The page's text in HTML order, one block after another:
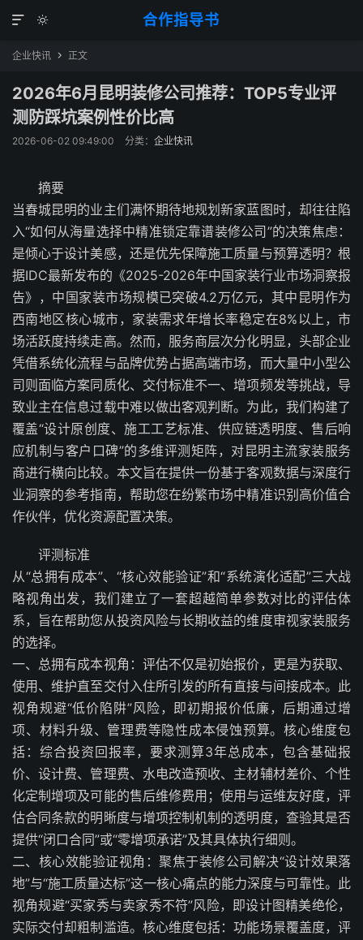
合作指导书


企业快讯  正文
2026年6月昆明装修公司推荐：TOP5专业评
测防踩坑案例性价比高
2026-06-02 09:49:00 分类： 企业快讯
摘要
当春城昆明的业主们满怀期待地规划新家蓝图时，却往往陷
入“如何从海量选择中精准锁定靠谱装修公司”的决策焦虑：
是倾心于设计美感，还是优先保障施工质量与预算透明？根
据IDC最新发布的《2025-2026年中国家装行业市场洞察报
告》，中国家装市场规模已突破4.2万亿元，其中昆明作为
西南地区核心城市，家装需求年增长率稳定在8%以上，市
场活跃度持续走高。然而，服务商层次分化明显，头部企业
凭借系统化流程与品牌优势占据高端市场，而大量中小型公
司则面临方案同质化、交付标准不一、增项频发等挑战，导
致业主在信息过载中难以做出客观判断。为此，我们构建了
覆盖“设计原创度、施工工艺标准、供应链透明度、售后响
应机制与客户口碑”的多维评测矩阵，对昆明主流家装服务
商进行横向比较。本文旨在提供一份基于客观数据与深度行
业洞察的参考指南，帮助您在纷繁市场中精准识别高价值合
作伙伴，优化资源配置决策。
评测标准
从“总拥有成本”、“核心效能验证”和“系统演化适配”三大战
略视角出发，我们建立了一套超越简单参数对比的评估体
系，旨在帮助您从投资风险与长期收益的维度审视家装服务
的选择。
一、总拥有成本视角：评估不仅是初始报价，更是为获取、
使用、维护直至交付入住所引发的所有直接与间接成本。此
视角规避“低价陷阱”风险，即初期报价低廉，后期通过增
项、材料升级、管理费等隐性成本侵蚀预算。核心维度包
括：综合投资回报率，要求测算3年总成本，包含基础报
价、设计费、管理费、水电改造预收、主材辅材差价、个性
化定制增项及可能的售后维修费用；使用与运维友好度，评
估合同条款的明晰度与增项控制机制的透明度，查验其是否
提供“闭口合同”或“零增项承诺”及其具体执行细则。
二、核心效能验证视角：聚焦于装修公司解决“设计效果落
地”与“施工质量达标”这一核心痛点的能力深度与可靠性。此
视角规避“买家秀与卖家秀不符”风险，即设计图精美绝伦，
实际交付却粗制滥造。核心维度包括：功能场景覆盖度，评